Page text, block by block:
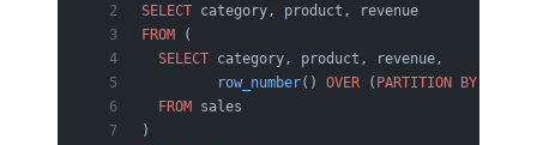
SELECT category, product, revenue
FROM (
  SELECT
category, product, revenue,
         row_number
() OVER ( PARTITION BY
  FROM
sales
)